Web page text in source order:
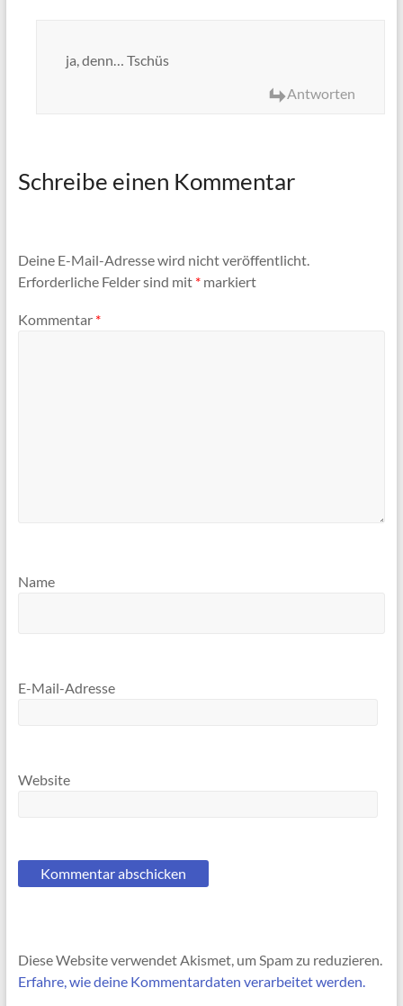
ja, denn… Tschüs
Antworten
Schreibe einen Kommentar
Deine E-Mail-Adresse wird nicht veröffentlicht.
Erforderliche Felder sind mit *markiert
Kommentar *
Name
E-Mail-Adresse
Website
Diese Website verwendet Akismet, um Spam zu reduzieren.
Erfahre, wie deine Kommentardaten verarbeitet werden.